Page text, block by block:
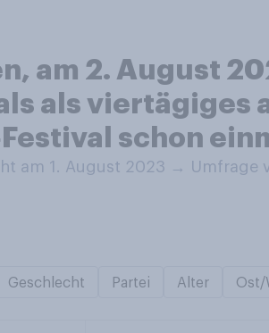
am 2. August
als viertägiges
schon
am 1. August 2023 → Umfrage
Geschlecht Partei Alter Ost/